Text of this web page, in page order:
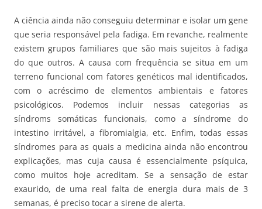
A ciência ainda não conseguiu determinar e isolar um gene
que seria responsável pela fadiga. Em revanche, realmente
existem grupos familiares que são mais sujeitos à fadiga
do que outros. A causa com frequência se situa em um
terreno funcional com fatores genéticos mal identificados,
com o acréscimo de elementos ambientais e fatores
psicológicos. Podemos incluir nessas categorias as
síndroms somáticas funcionais, como a síndrome do
intestino irritável, a fibromialgia, etc. Enfim, todas essas
síndromes para as quais a medicina ainda não encontrou
explicações, mas cuja causa é essencialmente psíquica,
como muitos hoje acreditam. Se a sensação de estar
exaurido, de uma real falta de energia dura mais de 3
semanas, é preciso tocar a sirene de alerta.